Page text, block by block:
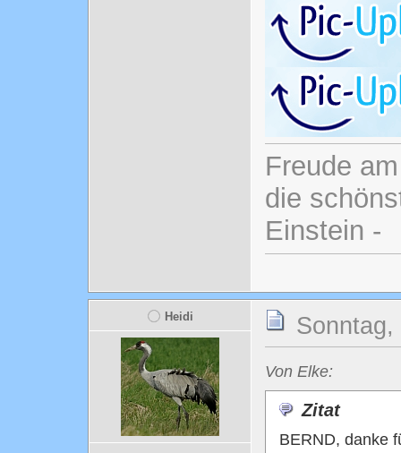
Freude
die
Einstein -
Heidi
Von Elke:
Zitat
BERND, danke